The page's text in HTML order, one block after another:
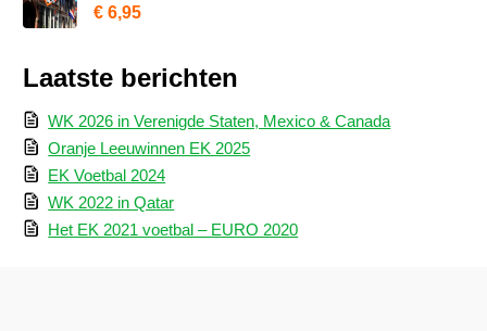
€ 6,95
Laatste berichten
WK 2026 in Verenigde Staten, Mexico & Canada
Oranje Leeuwinnen EK 2025
EK Voetbal 2024
WK 2022 in Qatar
Het EK 2021 voetbal – EURO 2020